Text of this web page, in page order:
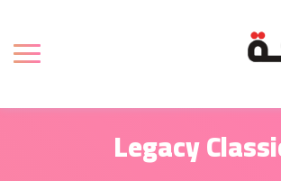
Legacy